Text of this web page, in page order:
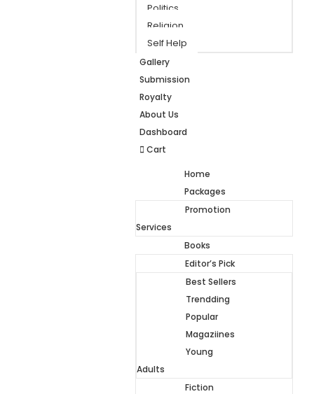
Politics
Religion
Self Help
Gallery
Submission
Royalty
About Us
Dashboard
Cart
Home
Packages
Promotion
Services
Books
Editor’s Pick
Best Sellers
Trendding
Popular
Magaziines
Young
Adults
Fiction